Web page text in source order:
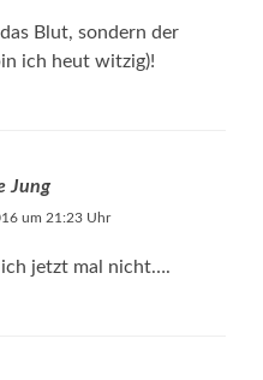
Blut, sondern der
ich heut witzig)!
Jung
um 21:23 Uhr
jetzt mal nicht….